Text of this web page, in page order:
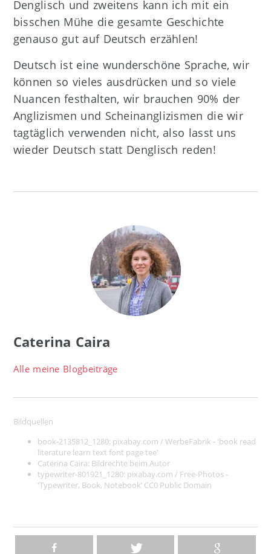
Denglisch und zweitens kann ich mit ein
bisschen Mühe die gesamte Geschichte
genauso gut auf Deutsch erzählen!
Deutsch ist eine wunderschöne Sprache, wir
können so vieles ausdrücken und so viele
Nuancen festhalten, wir brauchen 90% der
Anglizismen und Scheinanglizismen die wir
tagtäglich verwenden nicht, also lasst uns
wieder Deutsch statt Denglisch reden!
Caterina Caira
Alle meine Blogbeiträge
Bildquellen
book-2135812_1280: pixabay.com / WerbeFabrik - 'book read
literature learn text font page tee'
Caterina Caira: Bildrechte beim Autor
typewriter-801921_1280: pixabay.com / Free-Photos -
'Typewriter, Book, Notebook’ CC0 Public Domain